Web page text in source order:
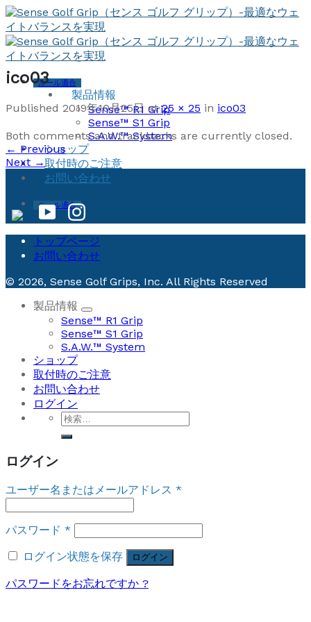
Skip
to
content
ルール適合
製品情報
Sense™ R1 Grip
Sense™ S1 Grip
S.A.W.™ System
ショップ
取付時のご注意
お問い合わせ
ルール適合
ico03
Published 2019年10月25日 at25 × 25 in ico03
Both comments and trackbacks are currently closed.
← Previous
Next →
トップページ
お問い合わせ
© 2026, Sense Golf Grips, Inc. All Rights Reserved
製品情報
Sense™ R1 Grip
Sense™ S1 Grip
S.A.W.™ System
ショップ
取付時のご注意
お問い合わせ
ログイン
検
索
ログイン
ユーザー名またはメールアドレス *
パスワード *
ログイン状態を保存
ログイン
パスワードをお忘れですか ?